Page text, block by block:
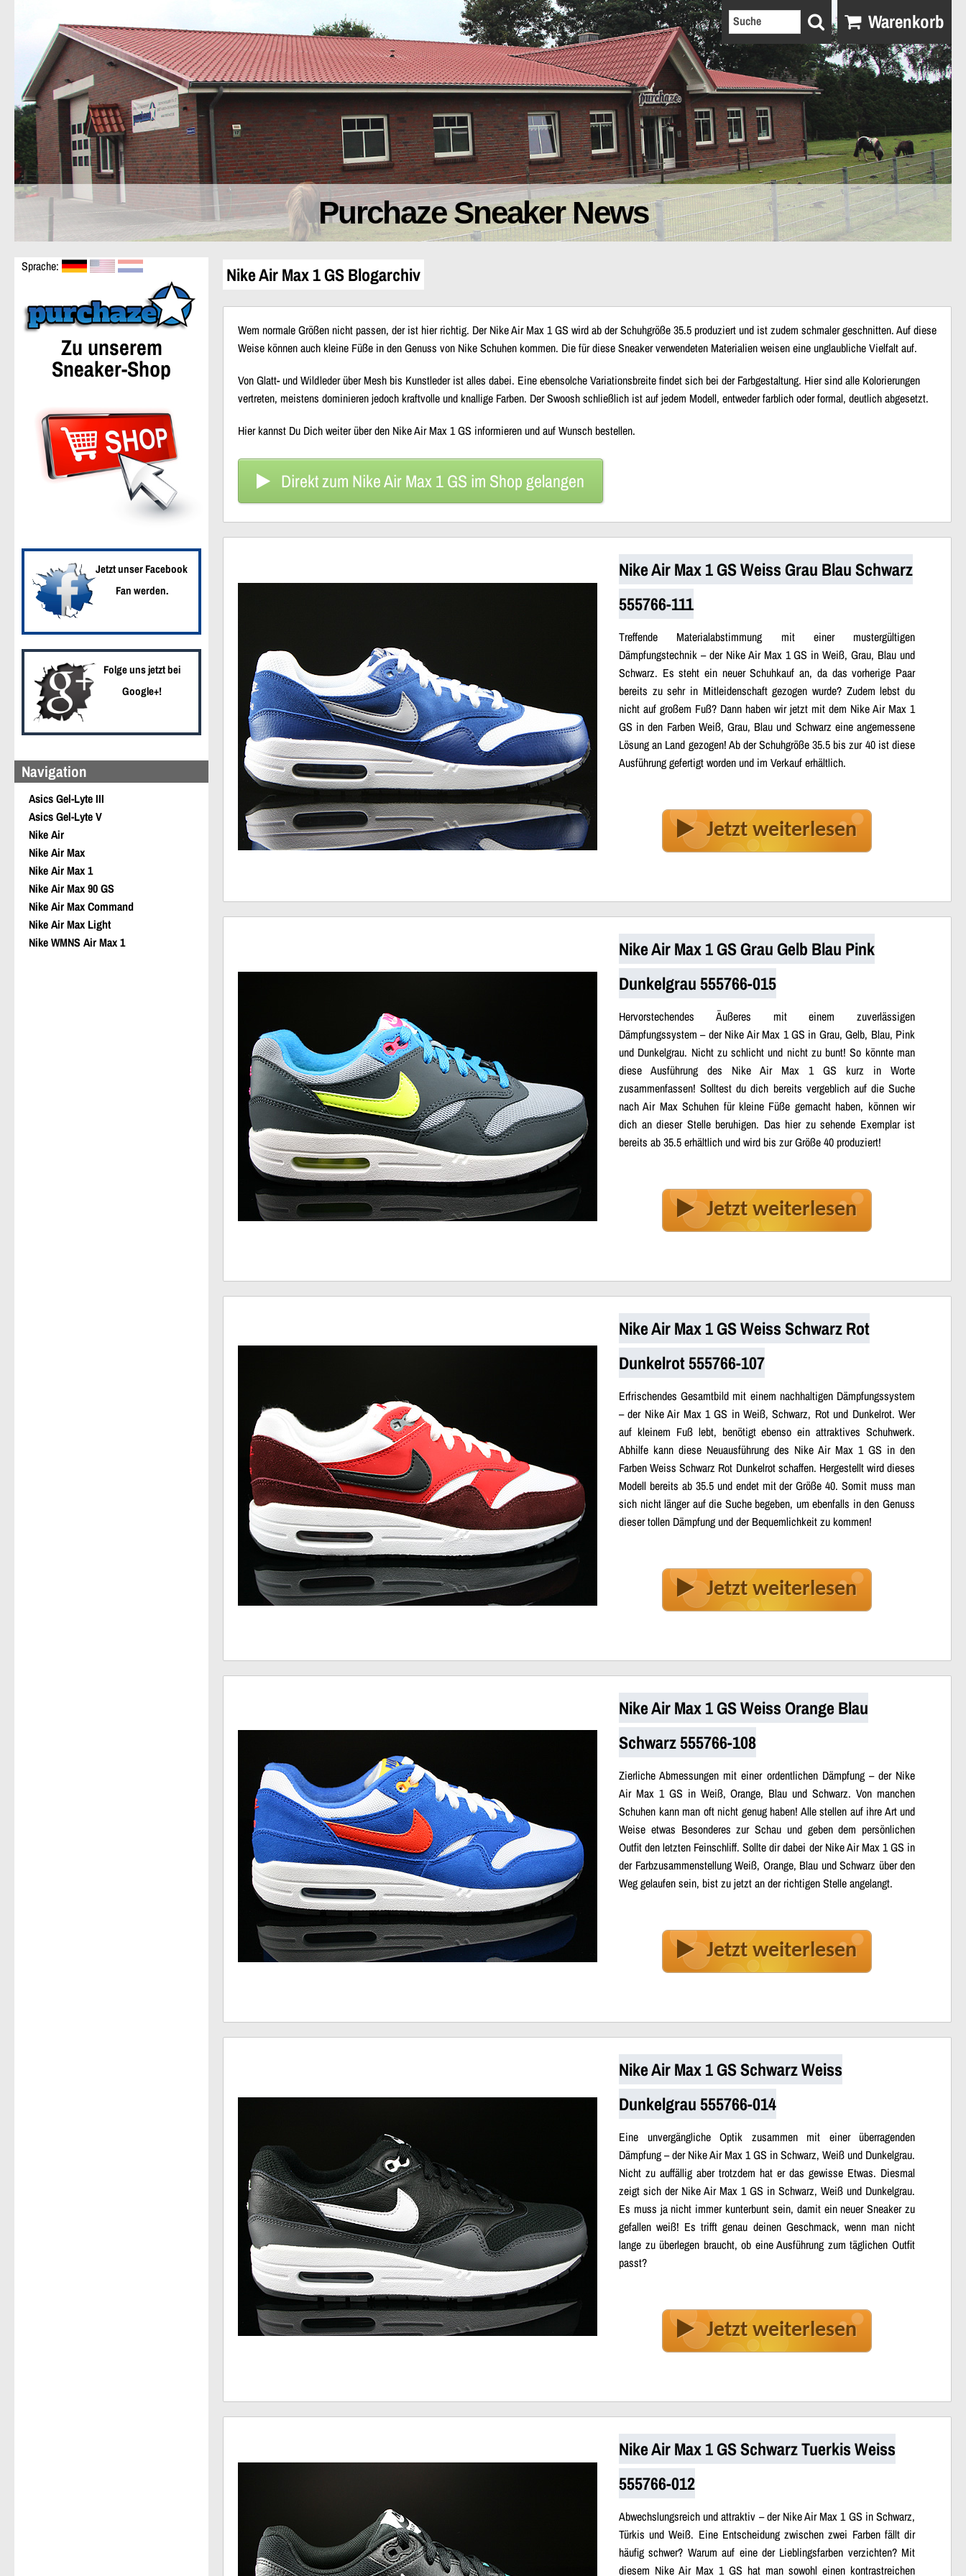
Purchaze Sneaker News
Warenkorb
Sprache:
Zu unserem
Sneaker-Shop
Jetzt unser Facebook
Fan werden.
Folge uns jetzt bei
Google+!
Navigation
Asics Gel-Lyte III
Asics Gel-Lyte V
Nike Air
Nike Air Max
Nike Air Max 1
Nike Air Max 90 GS
Nike Air Max Command
Nike Air Max Light
Nike WMNS Air Max 1
Nike Air Max 1 GS Blogarchiv
Wem normale Größen nicht passen, der ist hier richtig. Der Nike Air Max 1 GS wird ab der Schuhgröße 35.5 produziert und ist zudem schmaler geschnitten. Auf diese
Weise können auch kleine Füße in den Genuss von Nike Schuhen kommen. Die für diese Sneaker verwendeten Materialien weisen eine unglaubliche Vielfalt auf.
Von Glatt- und Wildleder über Mesh bis Kunstleder ist alles dabei. Eine ebensolche Variationsbreite findet sich bei der Farbgestaltung. Hier sind alle Kolorierungen
vertreten, meistens dominieren jedoch kraftvolle und knallige Farben. Der Swoosh schließlich ist auf jedem Modell, entweder farblich oder formal, deutlich abgesetzt.
Hier kannst Du Dich weiter über den Nike Air Max 1 GS informieren und auf Wunsch bestellen.
Direkt zum Nike Air Max 1 GS im Shop gelangen
Nike Air Max 1 GS Weiss Grau Blau Schwarz
555766-111
Treffende Materialabstimmung mit einer mustergültigen
Dämpfungstechnik – der Nike Air Max 1 GS in Weiß, Grau, Blau und
Schwarz. Es steht ein neuer Schuhkauf an, da das vorherige Paar
bereits zu sehr in Mitleidenschaft gezogen wurde? Zudem lebst du
nicht auf großem Fuß? Dann haben wir jetzt mit dem Nike Air Max 1
GS in den Farben Weiß, Grau, Blau und Schwarz eine angemessene
Lösung an Land gezogen! Ab der Schuhgröße 35.5 bis zur 40 ist diese
Ausführung gefertigt worden und im Verkauf erhältlich.
Jetzt weiterlesen
Nike Air Max 1 GS Grau Gelb Blau Pink
Dunkelgrau 555766-015
Hervorstechendes Äußeres mit einem zuverlässigen
Dämpfungssystem – der Nike Air Max 1 GS in Grau, Gelb, Blau, Pink
und Dunkelgrau. Nicht zu schlicht und nicht zu bunt! So könnte man
diese Ausführung des Nike Air Max 1 GS kurz in Worte
zusammenfassen! Solltest du dich bereits vergeblich auf die Suche
nach Air Max Schuhen für kleine Füße gemacht haben, können wir
dich an dieser Stelle beruhigen. Das hier zu sehende Exemplar ist
bereits ab 35.5 erhältlich und wird bis zur Größe 40 produziert!
Jetzt weiterlesen
Nike Air Max 1 GS Weiss Schwarz Rot
Dunkelrot 555766-107
Erfrischendes Gesamtbild mit einem nachhaltigen Dämpfungssystem
– der Nike Air Max 1 GS in Weiß, Schwarz, Rot und Dunkelrot. Wer
auf kleinem Fuß lebt, benötigt ebenso ein attraktives Schuhwerk.
Abhilfe kann diese Neuausführung des Nike Air Max 1 GS in den
Farben Weiss Schwarz Rot Dunkelrot schaffen. Hergestellt wird dieses
Modell bereits ab 35.5 und endet mit der Größe 40. Somit muss man
sich nicht länger auf die Suche begeben, um ebenfalls in den Genuss
dieser tollen Dämpfung und der Bequemlichkeit zu kommen!
Jetzt weiterlesen
Nike Air Max 1 GS Weiss Orange Blau
Schwarz 555766-108
Zierliche Abmessungen mit einer ordentlichen Dämpfung – der Nike
Air Max 1 GS in Weiß, Orange, Blau und Schwarz. Von manchen
Schuhen kann man oft nicht genug haben! Alle stellen auf ihre Art und
Weise etwas Besonderes zur Schau und geben dem persönlichen
Outfit den letzten Feinschliff. Sollte dir dabei der Nike Air Max 1 GS in
der Farbzusammenstellung Weiß, Orange, Blau und Schwarz über den
Weg gelaufen sein, bist zu jetzt an der richtigen Stelle angelangt.
Jetzt weiterlesen
Nike Air Max 1 GS Schwarz Weiss
Dunkelgrau 555766-014
Eine unvergängliche Optik zusammen mit einer überragenden
Dämpfung – der Nike Air Max 1 GS in Schwarz, Weiß und Dunkelgrau.
Nicht zu auffällig aber trotzdem hat er das gewisse Etwas. Diesmal
zeigt sich der Nike Air Max 1 GS in Schwarz, Weiß und Dunkelgrau.
Es muss ja nicht immer kunterbunt sein, damit ein neuer Sneaker zu
gefallen weiß! Es trifft genau deinen Geschmack, wenn man nicht
lange zu überlegen braucht, ob eine Ausführung zum täglichen Outfit
passt?
Jetzt weiterlesen
Nike Air Max 1 GS Schwarz Tuerkis Weiss
555766-012
Abwechslungsreich und attraktiv – der Nike Air Max 1 GS in Schwarz,
Türkis und Weiß. Eine Entscheidung zwischen zwei Farben fällt dir
häufig schwer? Warum auf eine der Lieblingsfarben verzichten? Mit
diesem Nike Air Max 1 GS hat man sowohl einen kontrastreichen